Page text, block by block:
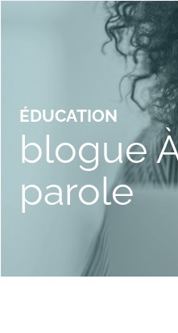
ÉDUCATION
blogue
parole